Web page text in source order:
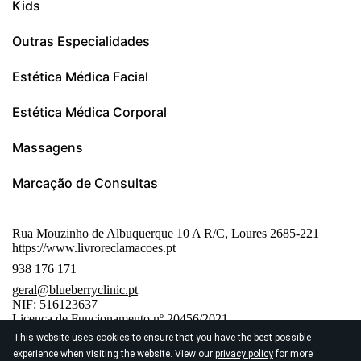
This website uses cookies to ensure that you have the best possible
experience when visiting the website. View our privacy policyfor more
Rua Mouzinho de Albuquerque 10 A R/C, Loures 2685-221
https://www.livroreclamacoes.pt
938 176 171
geral@blueberryclinic.pt
NIF: 516123637
Licença de Funcionamento nº 20456/2021
Registos: E153890 e E155831
Kids
Outras Especialidades
Estética Médica Facial
Estética Médica Corporal
Massagens
Marcação de Consultas